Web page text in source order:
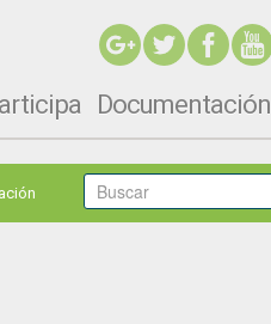
Documentación